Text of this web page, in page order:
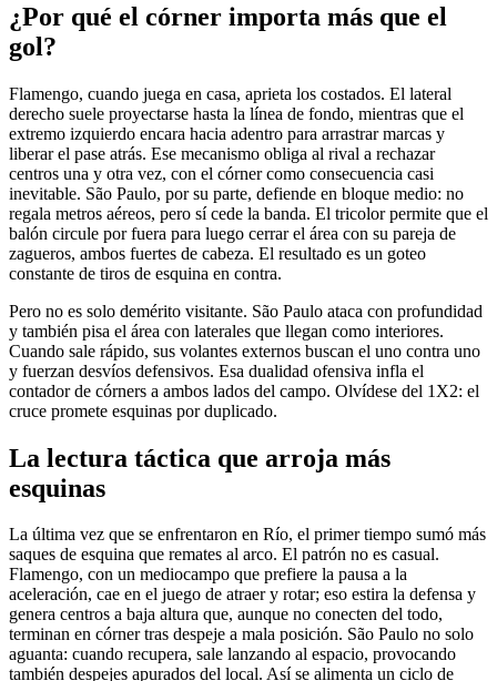
¿Por qué el córner importa más que el
gol?
Flamengo, cuando juega en casa, aprieta los costados. El lateral
derecho suele proyectarse hasta la línea de fondo, mientras que el
extremo izquierdo encara hacia adentro para arrastrar marcas y
liberar el pase atrás. Ese mecanismo obliga al rival a rechazar
centros una y otra vez, con el córner como consecuencia casi
inevitable. São Paulo, por su parte, defiende en bloque medio: no
regala metros aéreos, pero sí cede la banda. El tricolor permite que el
balón circule por fuera para luego cerrar el área con su pareja de
zagueros, ambos fuertes de cabeza. El resultado es un goteo
constante de tiros de esquina en contra.
Pero no es solo demérito visitante. São Paulo ataca con profundidad
y también pisa el área con laterales que llegan como interiores.
Cuando sale rápido, sus volantes externos buscan el uno contra uno
y fuerzan desvíos defensivos. Esa dualidad ofensiva infla el
contador de córners a ambos lados del campo. Olvídese del 1X2: el
cruce promete esquinas por duplicado.
La lectura táctica que arroja más
esquinas
La última vez que se enfrentaron en Río, el primer tiempo sumó más
saques de esquina que remates al arco. El patrón no es casual.
Flamengo, con un mediocampo que prefiere la pausa a la
aceleración, cae en el juego de atraer y rotar; eso estira la defensa y
genera centros a baja altura que, aunque no conecten del todo,
terminan en córner tras despeje a mala posición. São Paulo no solo
aguanta: cuando recupera, sale lanzando al espacio, provocando
también despejes apurados del local. Así se alimenta un ciclo de